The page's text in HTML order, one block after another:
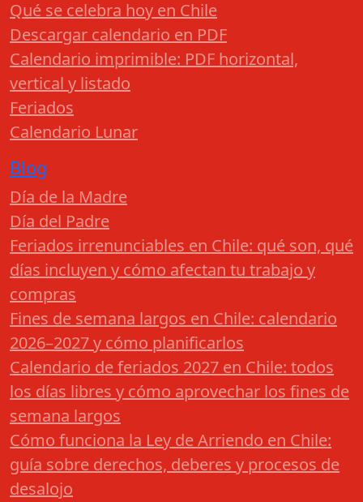
Qué se celebra hoy en Chile
Descargar calendario en PDF
Calendario imprimible: PDF horizontal,
vertical y listado
Feriados
Calendario Lunar
Blog
Día de la Madre
Día del Padre
Feriados irrenunciables en Chile: qué son, qué
días incluyen y cómo afectan tu trabajo y
compras
Fines de semana largos en Chile: calendario
2026–2027 y cómo planificarlos
Calendario de feriados 2027 en Chile: todos
los días libres y cómo aprovechar los fines de
semana largos
Cómo funciona la Ley de Arriendo en Chile:
guía sobre derechos, deberes y procesos de
desalojo